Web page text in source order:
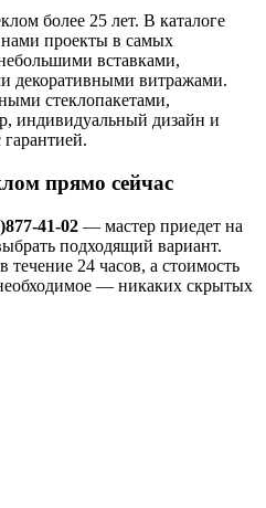
более 25 лет. В каталоге
проекты в самых
вставками,
декоративными витражами.
стеклопакетами,
индивидуальный дизайн и
прямо сейчас
41-02 — мастер приедет на
подходящий вариант.
24 часов, а стоимость
— никаких скрытых